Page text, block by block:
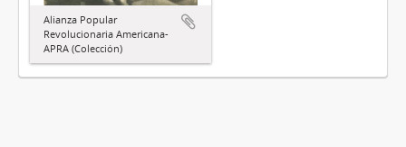
Alianza Popular
Revolucionaria Americana-
APRA (Colección)